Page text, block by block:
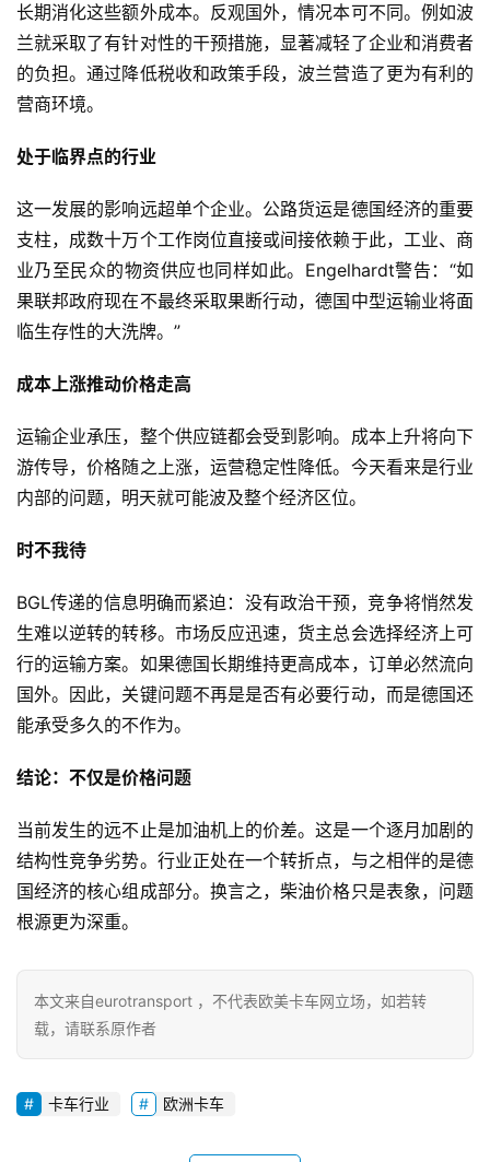
独
家
讯
视
频
题
区
登录 注册
长期消化这些额外成本。反观国外，情况本可不同。例如波
兰就采取了有针对性的干预措施，显著减轻了企业和消费者
的负担。通过降低税收和政策手段，波兰营造了更为有利的
营商环境。
处于临界点的行业
这一发展的影响远超单个企业。公路货运是德国经济的重要
支柱，成数十万个工作岗位直接或间接依赖于此，工业、商
业乃至民众的物资供应也同样如此。Engelhardt警告：“如
果联邦政府现在不最终采取果断行动，德国中型运输业将面
临生存性的大洗牌。”
成本上涨推动价格走高
运输企业承压，整个供应链都会受到影响。成本上升将向下
游传导，价格随之上涨，运营稳定性降低。今天看来是行业
内部的问题，明天就可能波及整个经济区位。
时不我待
BGL传递的信息明确而紧迫：没有政治干预，竞争将悄然发
生难以逆转的转移。市场反应迅速，货主总会选择经济上可
行的运输方案。如果德国长期维持更高成本，订单必然流向
国外。因此，关键问题不再是是否有必要行动，而是德国还
能承受多久的不作为。
结论：不仅是价格问题
当前发生的远不止是加油机上的价差。这是一个逐月加剧的
结构性竞争劣势。行业正处在一个转折点，与之相伴的是德
国经济的核心组成部分。换言之，柴油价格只是表象，问题
根源更为深重。
本文来自eurotransport ，不代表欧美卡车网立场，如若转
载，请联系原作者
卡车行业 欧洲卡车